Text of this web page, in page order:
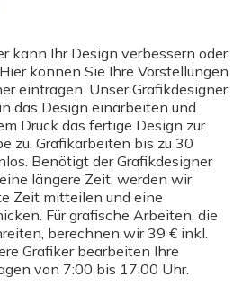
kann Ihr Design verbessern oder
können Sie Ihre Vorstellungen
eintragen. Unser Grafikdesigner
das Design einarbeiten und
Druck das fertige Design zur
zu. Grafikarbeiten bis zu 30
Benötigt der Grafikdesigner
längere Zeit, werden wir
Zeit mitteilen und eine
Für grafische Arbeiten, die
berechnen wir 39 € inkl.
Grafiker bearbeiten Ihre
von 7:00 bis 17:00 Uhr.